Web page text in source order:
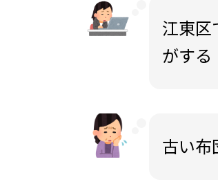
江東区
がする
古い布